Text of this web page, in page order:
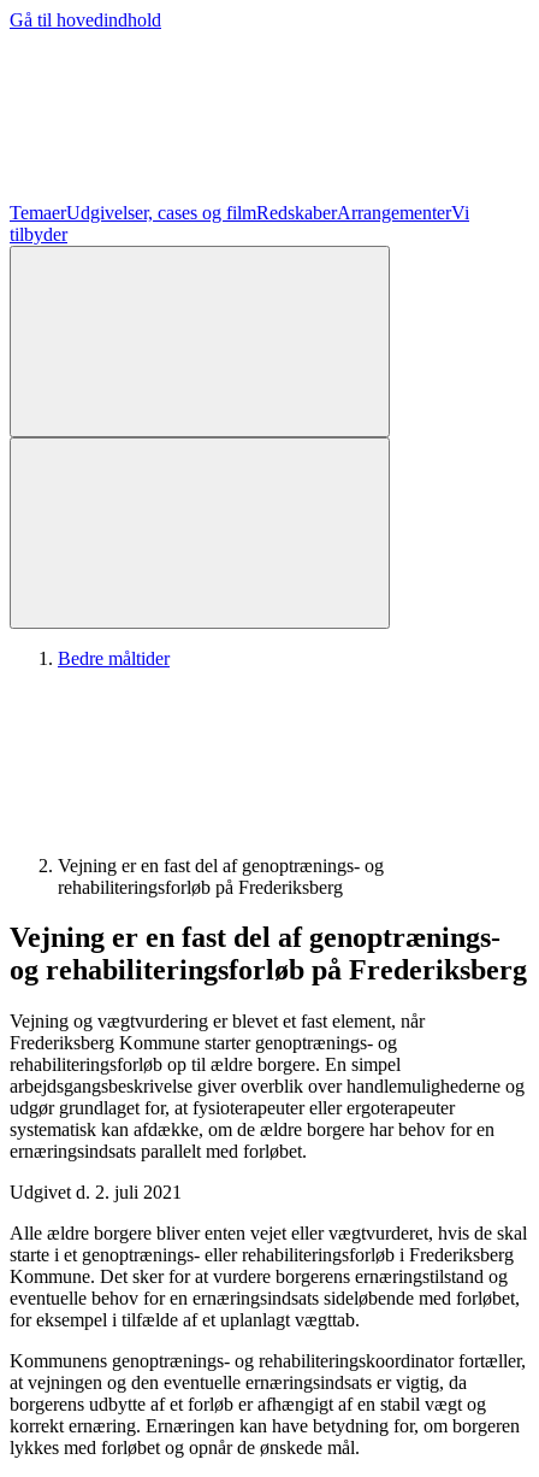
Gå til hovedindhold
TemaerUdgivelser, cases og filmRedskaberArrangementerVi
tilbyder
Bedre måltider
Vejning er en fast del af genoptrænings- og
rehabiliteringsforløb på Frederiksberg
Vejning er en fast del af genoptrænings-
og rehabiliteringsforløb på Frederiksberg
Vejning og vægtvurdering er blevet et fast element, når
Frederiksberg Kommune starter genoptrænings- og
rehabiliteringsforløb op til ældre borgere. En simpel
arbejdsgangsbeskrivelse giver overblik over handlemulighederne og
udgør grundlaget for, at fysioterapeuter eller ergoterapeuter
systematisk kan afdække, om de ældre borgere har behov for en
ernæringsindsats parallelt med forløbet.
Udgivet d. 2. juli 2021
Alle ældre borgere bliver enten vejet eller vægtvurderet, hvis de skal
starte i et genoptrænings- eller rehabiliteringsforløb i Frederiksberg
Kommune. Det sker for at vurdere borgerens ernæringstilstand og
eventuelle behov for en ernæringsindsats sideløbende med forløbet,
for eksempel i tilfælde af et uplanlagt vægttab.
Kommunens genoptrænings- og rehabiliteringskoordinator fortæller,
at vejningen og den eventuelle ernæringsindsats er vigtig, da
borgerens udbytte af et forløb er afhængigt af en stabil vægt og
korrekt ernæring. Ernæringen kan have betydning for, om borgeren
lykkes med forløbet og opnår de ønskede mål.